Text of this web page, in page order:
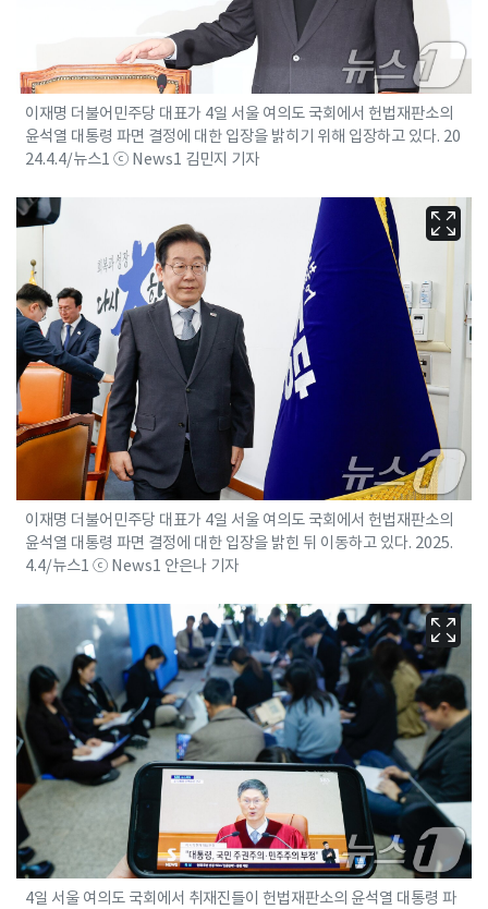
이재명 더불어민주당 대표가 4일 서울 여의도 국회에서 헌법재판소의
윤석열 대통령 파면 결정에 대한 입장을 밝히기 위해 입장하고 있다. 20
24.4.4/뉴스1 ⓒ News1 김민지 기자
이재명 더불어민주당 대표가 4일 서울 여의도 국회에서 헌법재판소의
윤석열 대통령 파면 결정에 대한 입장을 밝힌 뒤 이동하고 있다. 2025.
4.4/뉴스1 ⓒ News1 안은나 기자
4일 서울 여의도 국회에서 취재진들이 헌법재판소의 윤석열 대통령 파